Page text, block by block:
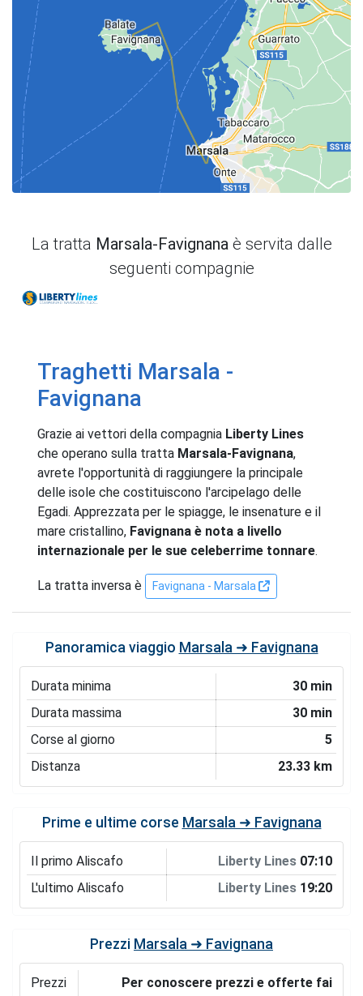
La tratta Marsala-Favignana è servita dalle
seguenti compagnie
Traghetti Marsala -
Favignana
Grazie ai vettori della compagnia Liberty Lines
che operano sulla tratta Marsala-Favignana,
avrete l'opportunità di raggiungere la principale
delle isole che costituiscono l'arcipelago delle
Egadi. Apprezzata per le spiagge, le insenature e il
mare cristallino, Favignana è nota a livello
internazionale per le sue celeberrime tonnare.
La tratta inversa è Favignana - Marsala
Panoramica viaggio Marsala ➜ Favignana
Durata minima
30 min
Durata massima
30 min
Corse al giorno
5
Distanza
23.33 km
Prime e ultime corse Marsala ➜ Favignana
Il primo Aliscafo Liberty Lines 07:10
L'ultimo Aliscafo
Liberty Lines 19:20
Prezzi Marsala ➜ Favignana
Prezzi
Per conoscere prezzi e offerte fai